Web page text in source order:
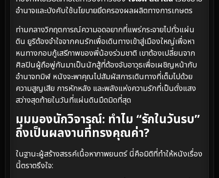
อำนาจและบังคับใช้นโยบายยึดครองผลผลิตทางการเกษตร
ท่ามกลางวิกฤตการณ์ความอดอยากที่แพร่กระจายไปทั่วแผ่น
ดิน ยูริต้องจำใจจากคนรักเพื่อเดินทางเข้าสู่เมืองใหญ่เพื่อหา
หนทางกอบกู้เสรีภาพของพี่น้องร่วมชาติ เขาต้องเปลี่ยนจาก
ศิลปินผู้ถือพู่กันมาเป็นนักสู้ที่ต้องจับอาวุธเพื่อเผชิญหน้ากับ
อำนาจทมิฬ หนังจะพาคุณไปสัมผัสการเดินทางที่เต็มไปด้วย
ความสูญเสีย การหักหลัง และพลังแห่งความรักที่เป็นดั่งแสง
สว่างสุดท้ายในวันที่แผ่นดินมืดมิดที่สุด
มุมมองนักวิจารณ์: ทำไม “รักในวันรบ”
ถึงเป็นผลงานที่ทรงคุณค่า?
ในฐานะผู้สร้างสรรค์เนื้อหาภาพยนตร์ นี่คือมิติที่ทำให้หนังเรื่อง
นี้ตราตรึงใจ: